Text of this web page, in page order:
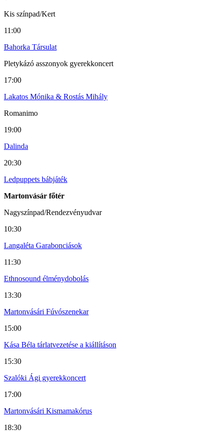
Kis színpad/Kert
11:00
Bahorka Társulat
Pletykázó asszonyok gyerekkoncert
17:00
Lakatos Mónika & Rostás Mihály
Romanimo
19:00
Dalinda
20:30
Ledpuppets bábjáték
Martonvásár főtér
Nagyszínpad/Rendezvényudvar
10:30
Langaléta Garabonciások
11:30
Ethnosound élménydobolás
13:30
Martonvásári Fúvószenekar
15:00
Kása Béla tárlatvezetése a kiállításon
15:30
Szalóki Ági gyerekkoncert
17:00
Martonvásári Kismamakórus
18:30